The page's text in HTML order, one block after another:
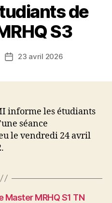
de
S3
Date23 avril 2026
informe les étudiants
séance
le vendredi 24 avril
MRHQ S1 TN